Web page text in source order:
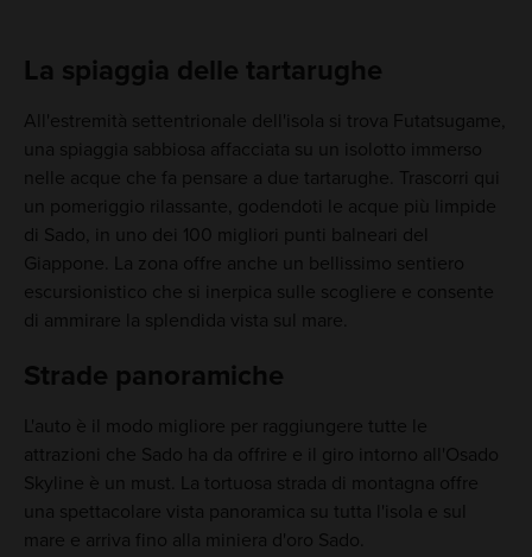
La spiaggia delle tartarughe
All'estremità settentrionale dell'isola si trova Futatsugame,
una spiaggia sabbiosa affacciata su un isolotto immerso
nelle acque che fa pensare a due tartarughe. Trascorri qui
un pomeriggio rilassante, godendoti le acque più limpide
di Sado, in uno dei 100 migliori punti balneari del
Giappone. La zona offre anche un bellissimo sentiero
escursionistico che si inerpica sulle scogliere e consente
di ammirare la splendida vista sul mare.
Strade panoramiche
L'auto è il modo migliore per raggiungere tutte le
attrazioni che Sado ha da offrire e il giro intorno all'Osado
Skyline è un must. La tortuosa strada di montagna offre
una spettacolare vista panoramica su tutta l'isola e sul
mare e arriva fino alla miniera d'oro Sado.